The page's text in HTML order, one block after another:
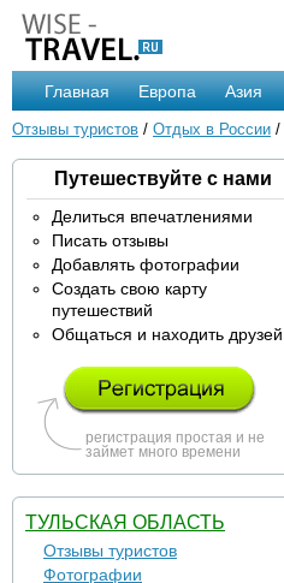
Главная Европа Азия
Отзывы туристов / Отдых в России /
Путешествуйте с нами
Делиться впечатлениями
Писать отзывы
Добавлять фотографии
Создать свою карту
путешествий
Общаться и находить друзей
регистрация простая и не
займет много времени
ТУЛЬСКАЯ ОБЛАСТЬ
Отзывы туристов
Фотографии